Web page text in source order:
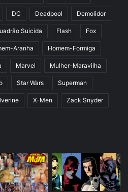
DC Deadpool Demolidor
Suicida Flash Fox
Aranha Homem-Formiga
Marvel Mulher-Maravilha
Star Wars Superman
X-Men Zack Snyder